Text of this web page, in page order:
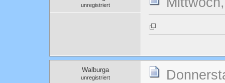
unregistriert
Walburga
unregistriert